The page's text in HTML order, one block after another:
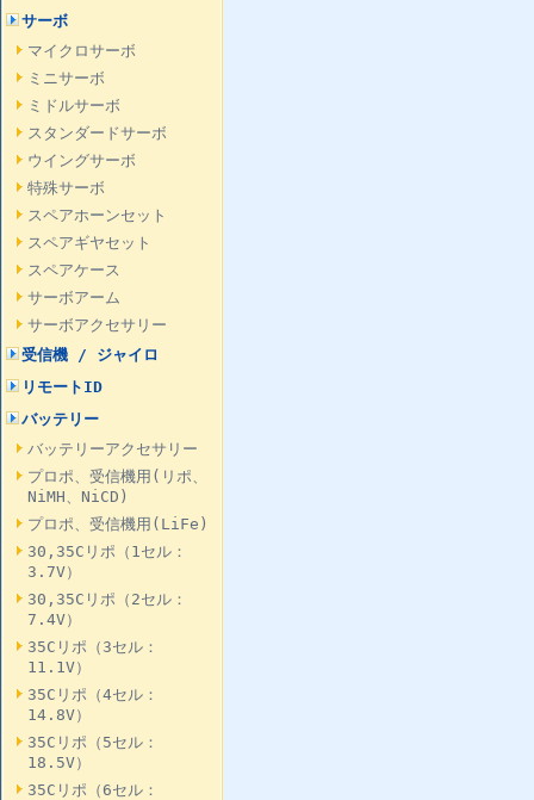
サーボ
マイクロサーボ
ミニサーボ
ミドルサーボ
スタンダードサーボ
ウイングサーボ
特殊サーボ
スペアホーンセット
スペアギヤセット
スペアケース
サーボアーム
サーボアクセサリー
受信機 / ジャイロ
リモートID
バッテリー
バッテリーアクセサリー
プロポ、受信機用(リポ、
NiMH、NiCD)
プロポ、受信機用(LiFe)
30,35Cリポ（1セル：
3.7V）
30,35Cリポ（2セル：
7.4V）
35Cリポ（3セル：
11.1V）
35Cリポ（4セル：
14.8V）
35Cリポ（5セル：
18.5V）
35Cリポ（6セル：